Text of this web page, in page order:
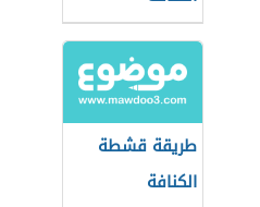
طريقة قشطة
الكنافة